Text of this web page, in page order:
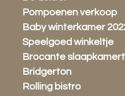
Pompoenen verkoop
Baby winterkamer
Speelgoed winkeltje
Brocante
Bridgerton
Rolling bistro